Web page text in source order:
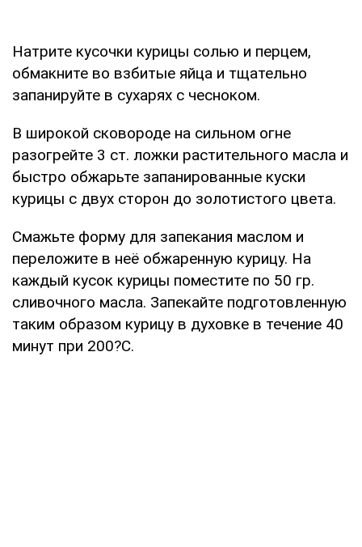
Натрите кусочки курицы солью и перцем,
обмакните во взбитые яйца и тщательно
запанируйте в сухарях с чесноком.
В широкой сковороде на сильном огне
разогрейте 3 ст. ложки растительного масла и
быстро обжарьте запанированные куски
курицы с двух сторон до золотистого цвета.
Смажьте форму для запекания маслом и
переложите в неё обжаренную курицу. На
каждый кусок курицы поместите по 50 гр.
сливочного масла. Запекайте подготовленную
таким образом курицу в духовке в течение 40
минут при 200?С.